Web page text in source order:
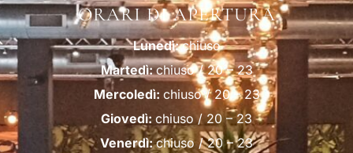
ORARI DI APERTURA
Lunedì:chiuso
Martedì:chiuso / 20 – 23
Mercoledì: chiuso / 20 – 23
Giovedì: chiuso / 20 – 23
Venerdì:chiuso / 20 – 23